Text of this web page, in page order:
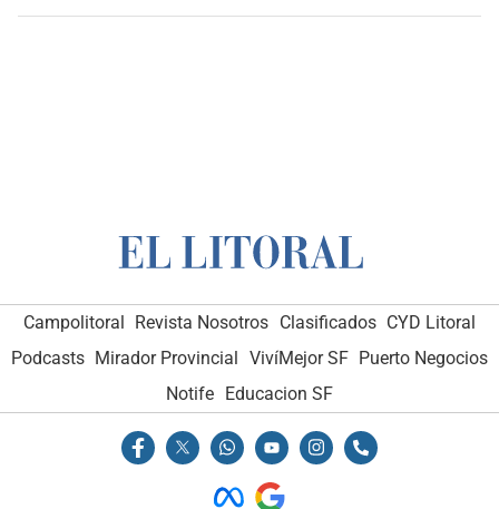
Campolitoral Revista Nosotros Clasificados CYD Litoral
Podcasts Mirador Provincial VivíMejor SF Puerto Negocios
Notife Educacion SF